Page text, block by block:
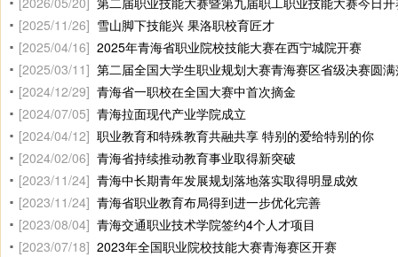
[2025/11/26] 雪山脚下技能兴 果洛职校育匠才
[2025/04/16] 2025年青海省职业院校技能大赛在西宁城院开赛
[2025/03/11] 第二届全国大学生职业规划大赛青海赛区省级决赛圆
[2024/12/29] 青海省一职校在全国大赛中首次摘金
[2024/07/05] 青海拉面现代产业学院成立
[2024/04/12] 职业教育和特殊教育共融共享 特别的爱给特别的你
[2024/02/06] 青海省持续推动教育事业取得新突破
[2023/11/24] 青海中长期青年发展规划落地落实取得明显成效
[2023/11/24] 青海省职业教育布局得到进一步优化完善
[2023/08/04] 青海交通职业技术学院签约4个人才项目
[2023/07/18] 2023年全国职业院校技能大赛青海赛区开赛